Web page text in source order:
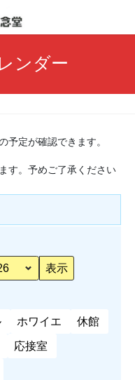
ンダー
予定が確認できます。
す。予めご了承ください
ホワイエ 休館
応接室